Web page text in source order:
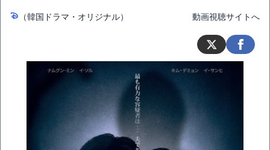
（韓国ドラマ・オリジナル） 動画視聴サイトへ